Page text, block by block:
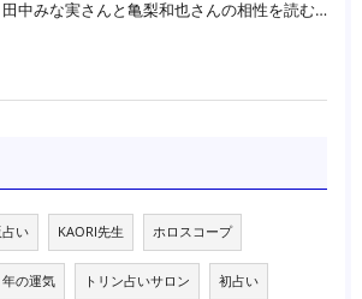
田中みな実さんと亀梨和也さんの相性を読む｜大阪・箕面占いスクールラブアンドライト
い KAORI先生 ホロスコープ
年の運気 トリン占いサロン 初占い